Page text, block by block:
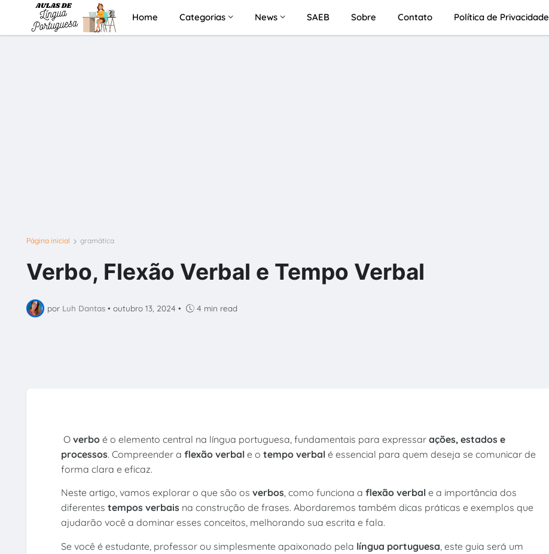
Home Categorias News SAEB Sobre Contato Política de Privacidade
Página inicial gramática
Verbo, Flexão Verbal e Tempo Verbal
por Luh Dantas • outubro 13, 2024 • 4 min read
O verboé o elemento central na língua portuguesa, fundamentais para expressar ações, estados e
processos. Compreender a flexão verbale o tempo verbalé essencial para quem deseja se comunicar de
forma clara e eficaz.
Neste artigo, vamos explorar o que são os verbos, como funciona a flexão verbale a importância dos
diferentes tempos verbaisna construção de frases. Abordaremos também dicas práticas e exemplos que
ajudarão você a dominar esses conceitos, melhorando sua escrita e fala.
Se você é estudante, professor ou simplesmente apaixonado pela língua portuguesa , este guia será um